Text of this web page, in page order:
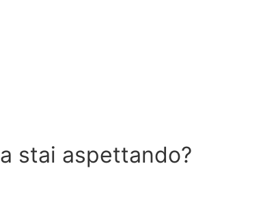
stai aspettando?